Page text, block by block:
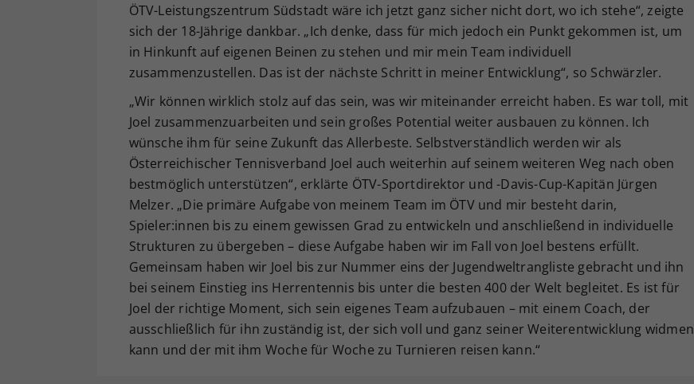
ÖTV-Leistungszentrum Südstadt wäre ich jetzt ganz sicher nicht dort, wo ich stehe“, zeigte
sich der 18-Jährige dankbar. „Ich denke, dass für mich jedoch ein Punkt gekommen ist, um
in Hinkunft auf eigenen Beinen zu stehen und mir mein Team individuell
zusammenzustellen. Das ist der nächste Schritt in meiner Entwicklung“, so Schwärzler.
„Wir können wirklich stolz auf das sein, was wir miteinander erreicht haben. Es war toll, mit
Joel zusammenzuarbeiten und sein großes Potential weiter ausbauen zu können. Ich
wünsche ihm für seine Zukunft das Allerbeste. Selbstverständlich werden wir als
Österreichischer Tennisverband Joel auch weiterhin auf seinem weiteren Weg nach oben
bestmöglich unterstützen“, erklärte ÖTV-Sportdirektor und -Davis-Cup-Kapitän Jürgen
Melzer. „Die primäre Aufgabe von meinem Team im ÖTV und mir besteht darin,
Spieler:innen bis zu einem gewissen Grad zu entwickeln und anschließend in individuelle
Strukturen zu übergeben – diese Aufgabe haben wir im Fall von Joel bestens erfüllt.
Gemeinsam haben wir Joel bis zur Nummer eins der Jugendweltrangliste gebracht und ihn
bei seinem Einstieg ins Herrentennis bis unter die besten 400 der Welt begleitet. Es ist für
Joel der richtige Moment, sich sein eigenes Team aufzubauen – mit einem Coach, der
ausschließlich für ihn zuständig ist, der sich voll und ganz seiner Weiterentwicklung widmen
kann und der mit ihm Woche für Woche zu Turnieren reisen kann.“